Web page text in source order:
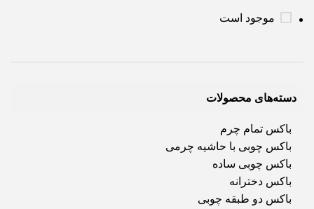
موجود است
دسته‌های محصولات
باکس تمام چرم
باکس چوبی با حاشیه چرمی
باکس چوبی ساده
باکس دخترانه
باکس دو طبقه چوبی